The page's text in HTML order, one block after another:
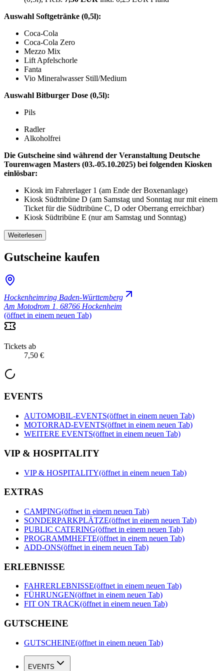
Auswahl Softgetränke (0,5l):
Coca-Cola
Coca-Cola Zero
Mezzo Mix
Lift Apfelschorle
Fanta
Vio Mineralwasser Still/Medium
Auswahl Bitburger Dose (0,5l):
Pils
Radler
Alkoholfrei
Die Gutscheine sind während der Veranstaltung Deutsche
Tourenwagen Masters (03.-05.10.2025) bei folgenden Kiosken
einlösbar:
Kiosk im Fahrerlager 1 (am Ende der Boxenanlage)
Kiosk Südtribüne D (am Samstag und Sonntag nur mit einem
Ticket für die Südtribüne C, D oder Oberrang erreichbar)
Kiosk Südtribüne E (nur am Samstag und Sonntag)
Weiterlesen
Gutscheine kaufen
Hockenheimring Baden-Württemberg
Am Motodrom 1 68766 Hockenheim
(öffnet in einem neuen Tab)
Tickets ab
7,50 €
EVENTS
AUTOMOBIL-EVENTS(öffnet in einem neuen Tab)
MOTORRAD-EVENTS(öffnet in einem neuen Tab)
WEITERE EVENTS(öffnet in einem neuen Tab)
VIP & HOSPITALITY
VIP & HOSPITALITY(öffnet in einem neuen Tab)
EXTRAS
CAMPING(öffnet in einem neuen Tab)
SONDERPARKPLÄTZE(öffnet in einem neuen Tab)
PUBLIC CATERING(öffnet in einem neuen Tab)
PROGRAMMHEFTE(öffnet in einem neuen Tab)
ADD-ONS(öffnet in einem neuen Tab)
ERLEBNISSE
FAHRERLEBNISSE(öffnet in einem neuen Tab)
FÜHRUNGEN(öffnet in einem neuen Tab)
FIT ON TRACK(öffnet in einem neuen Tab)
GUTSCHEINE
GUTSCHEINE(öffnet in einem neuen Tab)
EVENTS